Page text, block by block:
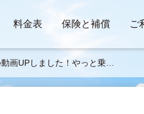
料金表 保険と補償 ご
画UPしました！やっと乗っ
ンネルを３番勝負！【ロイヤ